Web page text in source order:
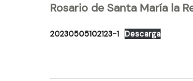
Rosario de Santa María la
20230505102123-1 Descarga